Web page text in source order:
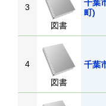
3
図書
千葉
町)
4
図書
千葉